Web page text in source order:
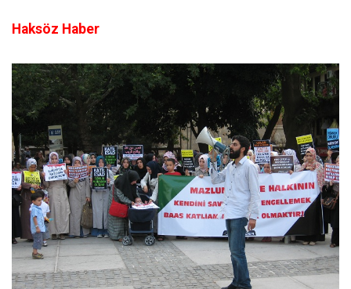
Haksöz Haber